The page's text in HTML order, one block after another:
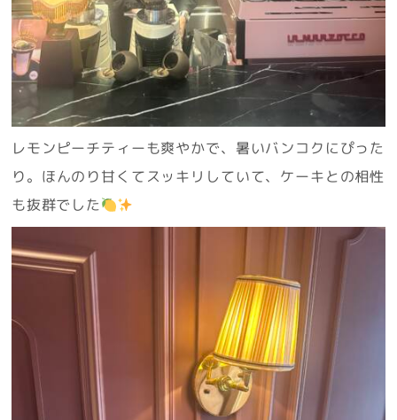
レモンピーチティーも爽やかで、暑いバンコクにぴった
り。ほんのり甘くてスッキリしていて、ケーキとの相性
も抜群でした